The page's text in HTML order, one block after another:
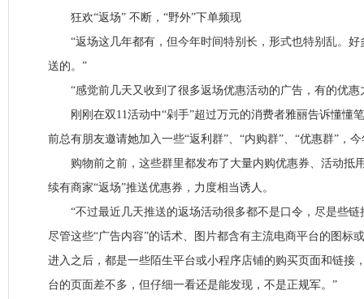
狂欢“返场” 不断，“野外”下单频现
“返场这几年都有，但今年时间特别长，形式也特别乱。好
送的。”
“感觉前几天又收到了很多返场优惠活动的广告，有的优惠
刚刚在双11活动中“剁手”超过万元的消费者雅丽告诉懂懂
前总有朋友邀请她加入一些“返利群”、“内购群”、“优惠群”，
购物前之前，这些群里都发布了大量内购优惠券、活动抵
续有商家“返场”推送优惠券，力度相当诱人。
“不过最近几天推送的返场活动很多都不是口令，尽是些链
尽管这些“广告内容”的话术、图片都含有主流电商平台的图标
进入之后，都是一些陌生平台或小程序店铺的购买页面和链接
台的页面差不多，但仔细一看还是能发现，不是正规军。”